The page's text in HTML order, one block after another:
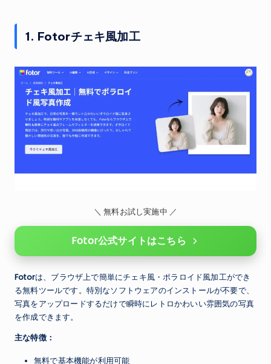
1. Fotorチェキ風加工
＼ 無料お試し実施中 ／
Fotor公式サイトはこちら
Fotorは、ブラウザ上で簡単にチェキ風・ポラロイド風加工ができ
る無料ツールです。特別なソフトウェアのインストールが不要で、
写真をアップロードするだけで瞬時にレトロかわいい雰囲気の写真
を作成できます。
主な特徴：
無料で基本機能が利用可能